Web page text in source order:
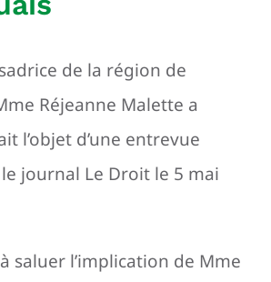
de la région de
Réjeanne Malette a
l’objet d’une entrevue
journal Le Droit le 5 mai
saluer l’implication de Mme